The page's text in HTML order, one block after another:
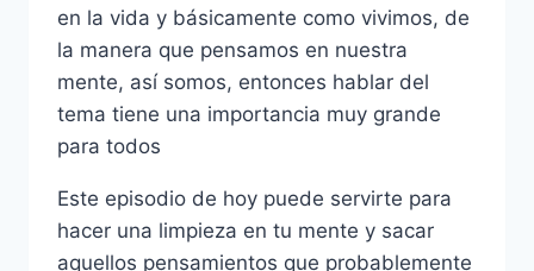
en la vida y básicamente como vivimos, de
la manera que pensamos en nuestra
mente, así somos, entonces hablar del
tema tiene una importancia muy grande
para todos
Este episodio de hoy puede servirte para
hacer una limpieza en tu mente y sacar
aquellos pensamientos que probablemente